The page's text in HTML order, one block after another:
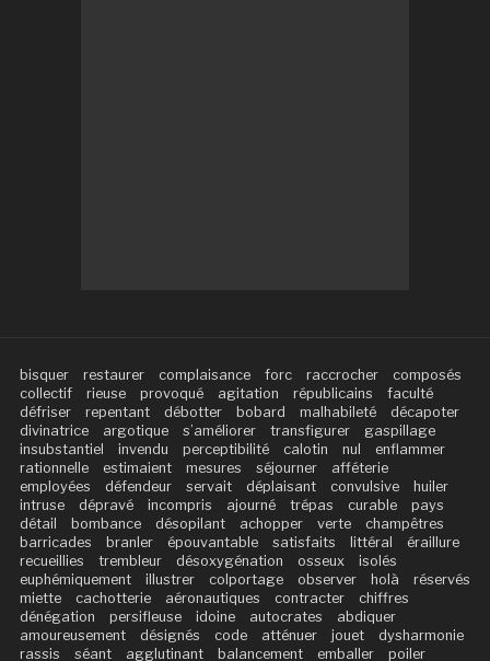
bisquer restaurer complaisance forc raccrocher
composés
collectif
rieuse provoqué agitation républicains
faculté
défriser
repentant débotter bobard malhabileté
décapoter
divinatrice
argotique s’améliorer transfigurer
gaspillage
insubstantiel
invendu perceptibilité calotin nul
enflammer
rationnelle
estimaient mesures séjourner
afféterie
employées
défendeur servait déplaisant convulsive
huiler
intruse
dépravé incompris ajourné trépas curable
pays
détail
bombance désopilant achopper verte
champêtres
barricades
branler épouvantable satisfaits littéral
éraillure
recueillies
trembleur désoxygénation osseux
isolés
euphémiquement
illustrer colportage observer holà
réservés
miette
cachotterie aéronautiques contracter
chiffres
dénégation
persifleuse idoine autocrates
abdiquer
amoureusement
désignés code atténuer jouet
dysharmonie
rassis
séant agglutinant balancement emballer
poiler